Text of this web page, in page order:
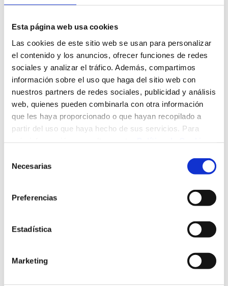
Esta página web usa cookies
Las cookies de este sitio web se usan para personalizar
el contenido y los anuncios, ofrecer funciones de redes
sociales y analizar el tráfico. Además, compartimos
información sobre el uso que haga del sitio web con
nuestros partners de redes sociales, publicidad y análisis
web, quienes pueden combinarla con otra información
que les haya proporcionado o que hayan recopilado a
partir del uso que haya hecho de sus servicios. Para
Necesarias
Preferencias
Estadística
Marketing
ambiental”.
Misión
Generar información relevante y de calidad a políticos,
gestores, investigadores, profesionales de la salud y a la
sociedad civil en general con el fin de mejorar las políticas,
programas y servicios sanitarios-sociosanitarios de forma
que respondan equitativa y eficientemente a las
necesidades de salud de la población y a la reducción de
las desigualdades en salud en Cantabria.
Valores
Para llevar a cabo su misión identifica los siguientes
La concepción de la salud como derecho
El enfoque en determinantes sociales de la
La orientación universal hacia toda la